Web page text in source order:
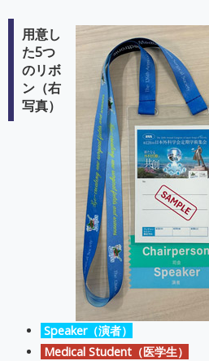
用意し
た5つ
のリボ
ン（右
写真）
Speaker（演者）
Medical Student（医学生）